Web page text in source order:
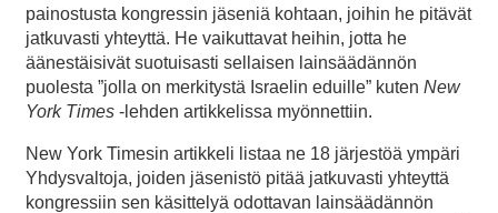
painostusta kongressin jäseniä kohtaan, joihin he pitävät
jatkuvasti yhteyttä. He vaikuttavat heihin, jotta he
äänestäisivät suotuisasti sellaisen lainsäädännön
puolesta ”jolla on merkitystä Israelin eduille” kuten New
York Times -lehden artikkelissa myönnettiin.
New York Timesin artikkeli listaa ne 18 järjestöä ympäri
Yhdysvaltoja, joiden jäsenistö pitää jatkuvasti yhteyttä
kongressiin sen käsittelyä odottavan lainsäädännön